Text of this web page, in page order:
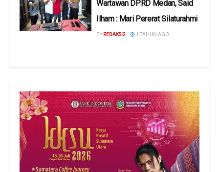
Wartawan DPRD Medan, Said
Ilham : Mari Pererat Silaturahmi
BY REDAKSI2 1 TAHUN AGO